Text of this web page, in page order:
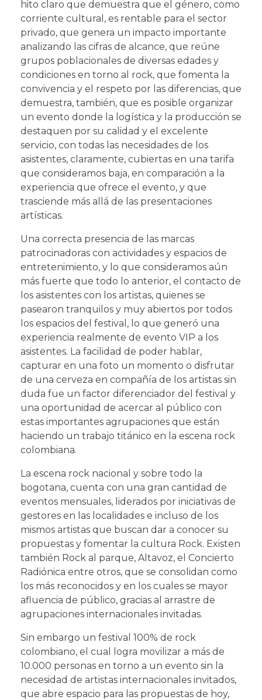
hito claro que demuestra que el género, como
corriente cultural, es rentable para el sector
privado, que genera un impacto importante
analizando las cifras de alcance, que reúne
grupos poblacionales de diversas edades y
condiciones en torno al rock, que fomenta la
convivencia y el respeto por las diferencias, que
demuestra, también, que es posible organizar
un evento donde la logística y la producción se
destaquen por su calidad y el excelente
servicio, con todas las necesidades de los
asistentes, claramente, cubiertas en una tarifa
que consideramos baja, en comparación a la
experiencia que ofrece el evento, y que
trasciende más allá de las presentaciones
artísticas.
Una correcta presencia de las marcas
patrocinadoras con actividades y espacios de
entretenimiento, y lo que consideramos aún
más fuerte que todo lo anterior, el contacto de
los asistentes con los artistas, quienes se
pasearon tranquilos y muy abiertos por todos
los espacios del festival, lo que generó una
experiencia realmente de evento VIP a los
asistentes. La facilidad de poder hablar,
capturar en una foto un momento o disfrutar
de una cerveza en compañía de los artistas sin
duda fue un factor diferenciador del festival y
una oportunidad de acercar al público con
estas importantes agrupaciones que están
haciendo un trabajo titánico en la escena rock
colombiana.
La escena rock nacional y sobre todo la
bogotana, cuenta con una gran cantidad de
eventos mensuales, liderados por iniciativas de
gestores en las localidades e incluso de los
mismos artistas que buscan dar a conocer su
propuestas y fomentar la cultura Rock. Existen
también Rock al parque, Altavoz, el Concierto
Radiónica entre otros, que se consolidan como
los más reconocidos y en los cuales se mayor
afluencia de público, gracias al arrastre de
agrupaciones internacionales invitadas.
Sin embargo un festival 100% de rock
colombiano, el cual logra movilizar a más de
10.000 personas en torno a un evento sin la
necesidad de artistas internacionales invitados,
que abre espacio para las propuestas de hoy,